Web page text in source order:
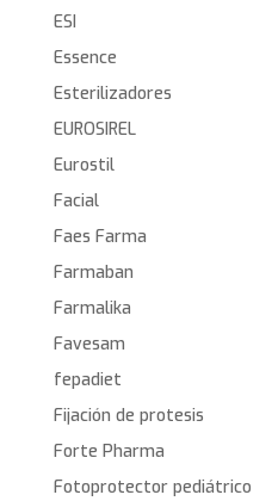
ESI
Essence
Esterilizadores
EUROSIREL
Eurostil
Facial
Faes Farma
Farmaban
Farmalika
Favesam
fepadiet
Fijación de protesis
Forte Pharma
Fotoprotector pediátrico